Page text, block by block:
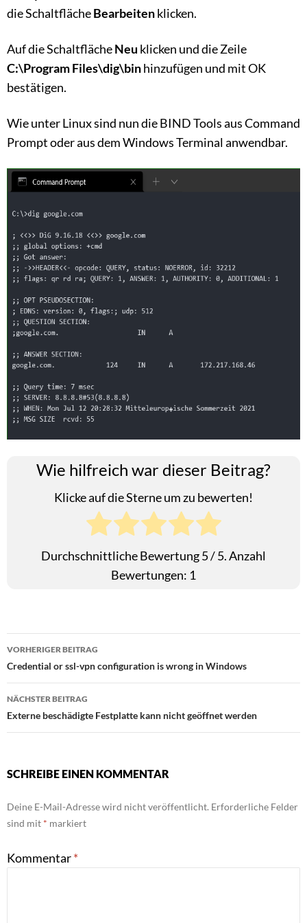
die SchaltflächeBearbeitenklicken.
Auf die SchaltflächeNeu klicken und die Zeile
C:\Program Files\dig\binhinzufügen und mit OK
bestätigen.
Wie unter Linux sind nun die BIND Tools aus Command
Prompt oder aus dem Windows Terminal anwendbar.
Wie hilfreich war dieser Beitrag?
Klicke auf die Sterne um zu bewerten!
Durchschnittliche Bewertung5/ 5. Anzahl
Bewertungen: 1
Beitragsnavigation
VORHERIGER BEITRAG
Credential or ssl-vpn configuration is wrong in Windows
NÄCHSTER BEITRAG
Externe beschädigte Festplatte kann nicht geöffnet werden
SCHREIBE EINEN KOMMENTAR
Deine E-Mail-Adresse wird nicht veröffentlicht. Erforderliche Felder
sind mit * markiert
Kommentar*